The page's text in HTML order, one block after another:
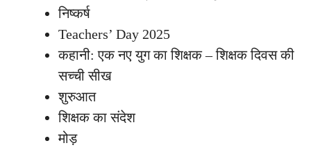
निष्कर्ष
Teachers’ Day 2025
कहानी: एक नए युग का शिक्षक – शिक्षक दिवस की
सच्ची सीख
शुरुआत
शिक्षक का संदेश
मोड़